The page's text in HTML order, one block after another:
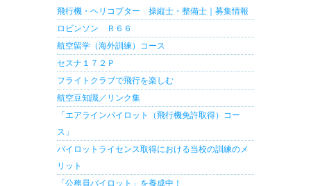
飛行機・ヘリコプター 操縦士・整備士｜募集情報
ロビンソン Ｒ６６
航空留学（海外訓練）コース
セスナ１７２Ｐ
フライトクラブで飛行を楽しむ
航空豆知識／リンク集
「エアラインパイロット（飛行機免許取得）コー
ス」
パイロットライセンス取得における当校の訓練のメ
リット
「公務員パイロット」を養成中！